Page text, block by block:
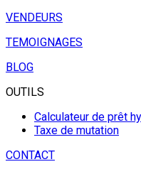
VENDEURS
TEMOIGNAGES
BLOG
OUTILS
Calculateur de prêt
Taxe de mutation
CONTACT